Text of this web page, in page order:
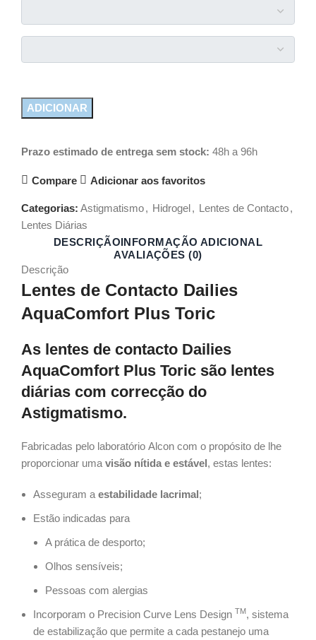
ADICIONAR
Prazo estimado de entrega sem stock: 48h a 96h
Compare Adicionar aos favoritos
Categorias: Astigmatismo, Hidrogel, Lentes de Contacto,
Lentes Diárias
DESCRIÇÃOINFORMAÇÃO ADICIONAL
AVALIAÇÕES (0)
Descrição
Lentes de Contacto Dailies
AquaComfort Plus Toric
As lentes de contacto Dailies
AquaComfort Plus Toric são lentes
diárias com correcção do
Astigmatismo.
Fabricadas pelo laboratório Alcon com o propósito de lhe
proporcionar uma visão nítida e estável, estas lentes:
Asseguram a estabilidade lacrimal;
Estão indicadas para
A prática de desporto;
Olhos sensíveis;
Pessoas com alergias
Incorporam o Precision Curve Lens Design TM, sistema
de estabilização que permite a cada pestanejo uma